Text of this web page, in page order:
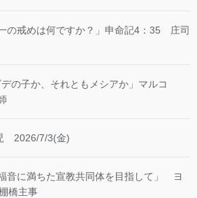
の戒めは何ですか？」申命記4：35 庄司
の子か、それともメシアか」マルコ
2026/7/3(金)
に満ちた宣教共同体を目指して」 ヨ
橋主事